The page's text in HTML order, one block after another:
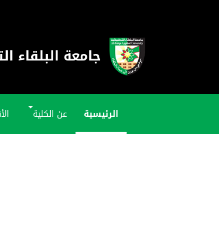
جامعة البلقاء
الرئيسية عن الكلية